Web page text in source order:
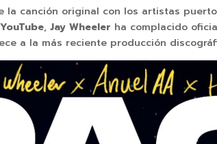
la canción original con los artistas
,Jay Wheeler ha complacido
a la más reciente producción